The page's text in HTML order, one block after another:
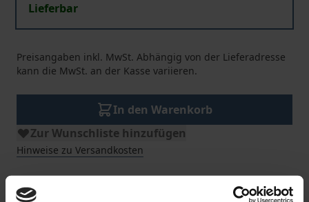
Lieferbar
Preisangaben inkl. MwSt. Abhängig von der Lieferadresse
kann die MwSt. an der Kasse variieren.
In den Warenkorb
Zur Wunschliste hinzufügen
Hinweise zu Versandkosten